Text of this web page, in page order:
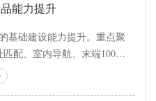
能力提升
基础建设能力提升。重点聚
配、室内导航、末端100米
2、骑手全生命周期（选、
）产品建设能力提升。重点聚